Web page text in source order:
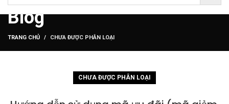
Blog
TRANG CHỦ CHƯA ĐƯỢC PHÂN LOẠI
CHƯA ĐƯỢC PHÂN LOẠI